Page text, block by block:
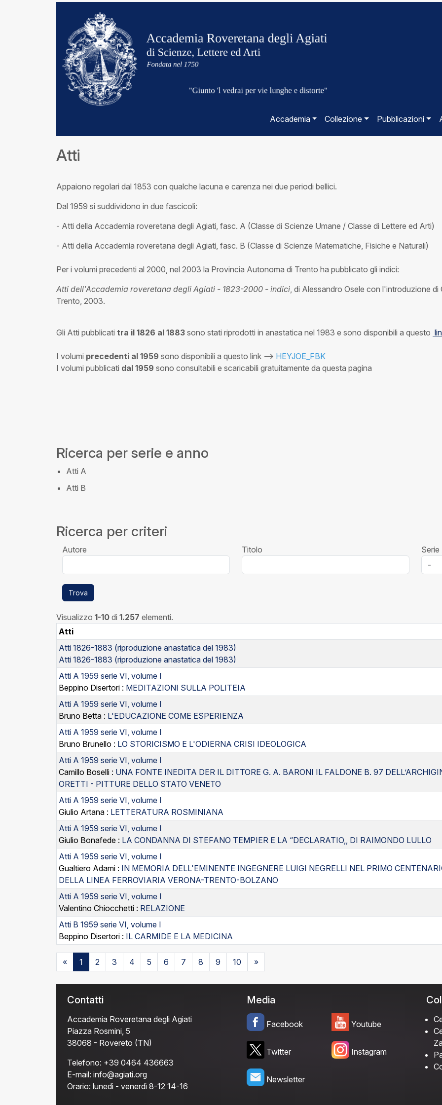
Accademia Collezione Pubblicazioni
Atti
Appaiono regolari dal 1853 con qualche lacuna e carenza nei due periodi bellici.
Dal 1959 si suddividono in due fascicoli:
- Atti della Accademia roveretana degli Agiati, fasc. A (Classe di Scienze Umane / Classe di Lettere ed Arti)
- Atti della Accademia roveretana degli Agiati, fasc. B (Classe di Scienze Matematiche, Fisiche e Naturali)
Per i volumi precedenti al 2000, nel 2003 la Provincia Autonoma di Trento ha pubblicato gli indici:
Atti dell'Accademia roveretana degli Agiati - 1823-2000 - indici, di Alessandro Osele con l'introduzione
Trento, 2003.
Gli Atti pubblicati tra il 1826 al 1883 sono stati riprodotti in anastatica nel 1983 e sono disponibili a questo
I volumi precedenti al 1959 sono disponibili a questo link --> HEYJOE_FBK
I volumi pubblicati dal 1959 sono consultabili e scaricabili gratuitamente da questa pagina
Ricerca per serie e anno
Atti A
Atti B
Ricerca per criteri
Autore Titolo
Trova
Visualizzo 1-10 di 1.257 elementi.
Atti
Atti 1826-1883 (riproduzione anastatica del 1983)
Atti 1826-1883 (riproduzione anastatica del 1983)
Atti A 1959 serie VI, volume I
Beppino Disertori : MEDITAZIONI SULLA POLITEIA
Atti A 1959 serie VI, volume I
Bruno Betta : L'EDUCAZIONE COME ESPERIENZA
Atti A 1959 serie VI, volume I
Bruno Brunello : LO STORICISMO E L'ODIERNA CRISI IDEOLOGICA
Atti A 1959 serie VI, volume I
Camillo Boselli : UNA FONTE INEDITA DER IL DITTORE G. A. BARONI IL FALDONE B. 97
ORETTI - PITTURE DELLO STATO VENETO
Atti A 1959 serie VI, volume I
Giulio Artana : LETTERATURA ROSMINIANA
Atti A 1959 serie VI, volume I
Giulio Bonafede : LA CONDANNA DI STEFANO TEMPIER E LA “DECLARATIO,, DI RAIMONDO LULLO
Atti A 1959 serie VI, volume I
Gualtiero Adami : IN MEMORIA DELL'EMINENTE INGEGNERE LUIGI NEGRELLI NEL PRIMO
DELLA LINEA FERROVIARIA VERONA-TRENTO-BOLZANO
Atti A 1959 serie VI, volume I
Valentino Chiocchetti : RELAZIONE
Atti B 1959 serie VI, volume I
Beppino Disertori : IL CARMIDE E LA MEDICINA
« 1 2 3 4 5 6 7 8 9 10 »
Contatti
Accademia Roveretana degli Agiati
Piazza Rosmini, 5
38068 - Rovereto (TN)
Telefono: +39 0464 436663
E-mail: info@agiati.org
Orario: lunedì - venerdì 8-12 14-16
Media
Facebook
Twitter
Newsletter
Youtube
Instagram